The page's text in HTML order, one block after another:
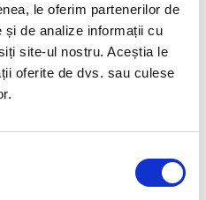
le oferim partenerilor de
și de analize informații cu
site-ul nostru. Aceștia le
oferite de dvs. sau culese